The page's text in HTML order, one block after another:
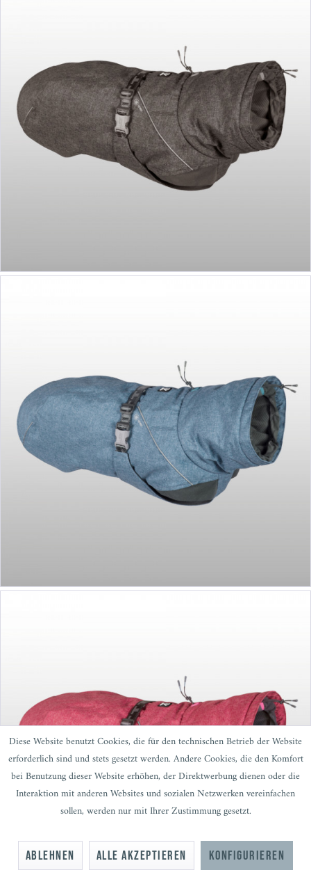
ab 84,90 €
Diese Website benutzt Cookies, die für den technischen Betrieb der Website
erforderlich sind und stets gesetzt werden. Andere Cookies, die den Komfort
bei Benutzung dieser Website erhöhen, der Direktwerbung dienen oder die
Interaktion mit anderen Websites und sozialen Netzwerken vereinfachen
sollen, werden nur mit Ihrer Zustimmung gesetzt.
Ablehnen Alle akzeptieren Konfigurieren